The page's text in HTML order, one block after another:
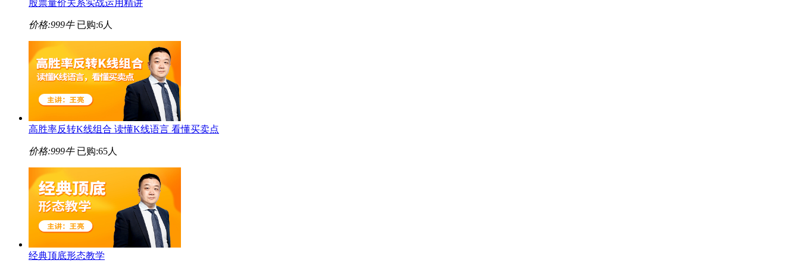
股票量价关系实战运用精讲
价格:999牛 已购:6人
高胜率反转K线组合 读懂K线语言 看懂买卖点
价格:999牛 已购:65人
经典顶底形态教学